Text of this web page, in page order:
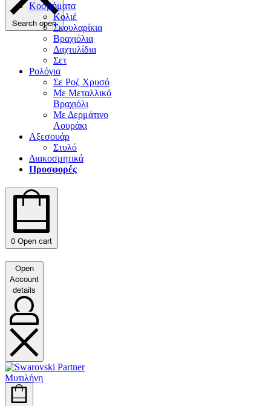
Search open
Κοσμήματα
Κολιέ
Σκουλαρίκια
Βραχιόλια
Δαχτυλίδια
Σετ
Ρολόγια
Σε Ροζ Χρυσό
Με Μεταλλικό
Βραχιόλι
Με Δερμάτινο
Λουράκι
Αξεσουάρ
Στυλό
Διακοσμητικά
Προσφορές
0 Open cart
Open
Account
details